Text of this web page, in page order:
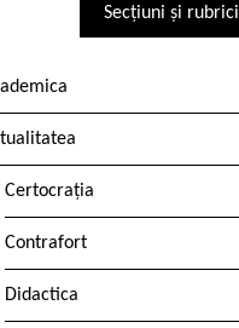
Secțiuni și rubrici
Certocrația
Contrafort
Didactica